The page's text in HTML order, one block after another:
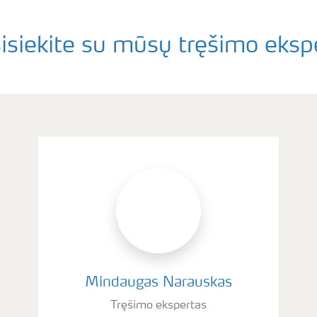
su mūsų tręšimo
Mindaugas Narauskas
Tręšimo ekspertas